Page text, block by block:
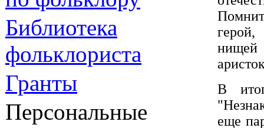
Библиотека
фольклориста
Гранты
Персональные
нищей
В
еще